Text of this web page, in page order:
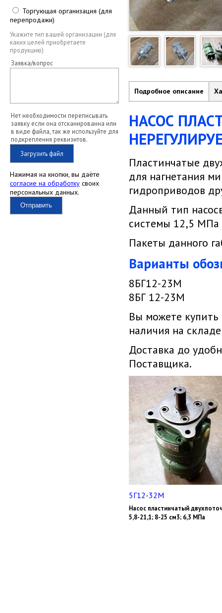
Торгующая организация (для
перепродажи)
Укажите тип вашей организации (для
каких целей приобретаете
продукцию)
Заявка/вопрос
Нет необходимости переписывать
заявку если она отсканированна или
в виде файла, так же используйте для
подкрепления реквизитов.
Загрузить файл
Нажимая на кнопки, вы даёте
согласие на обработку своих
персональных данных.
Отправить
Подробное описание
НАСОС
Пластинчатые
для нагнетания
гидроприводов
Данный тип
системы 12,5 МПа
Пакеты данного
Варианты
8БГ12-23М
8БГ 12-23М
Вы можете
наличия на
Доставка до
Поставщика.
5Г12-32М
Насос пластинчатый
5,8-21,1; 8-25 см3; 6,3 МПа